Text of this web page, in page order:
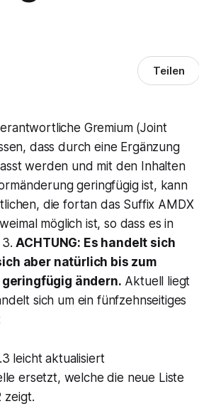
Teilen
Gremium (Joint
dass durch eine Ergänzung
werden und mit den Inhalten
geringfügig ist, kann
die fortan das Suffix AMDX
möglich ist, so dass es in
3.ACHTUNG: Es handelt sich
aber natürlich bis zum
ändern. Aktuell liegt
sich um ein fünfzehnseitiges
leicht aktualisiert
ersetzt, welche die neue Liste
zeigt.